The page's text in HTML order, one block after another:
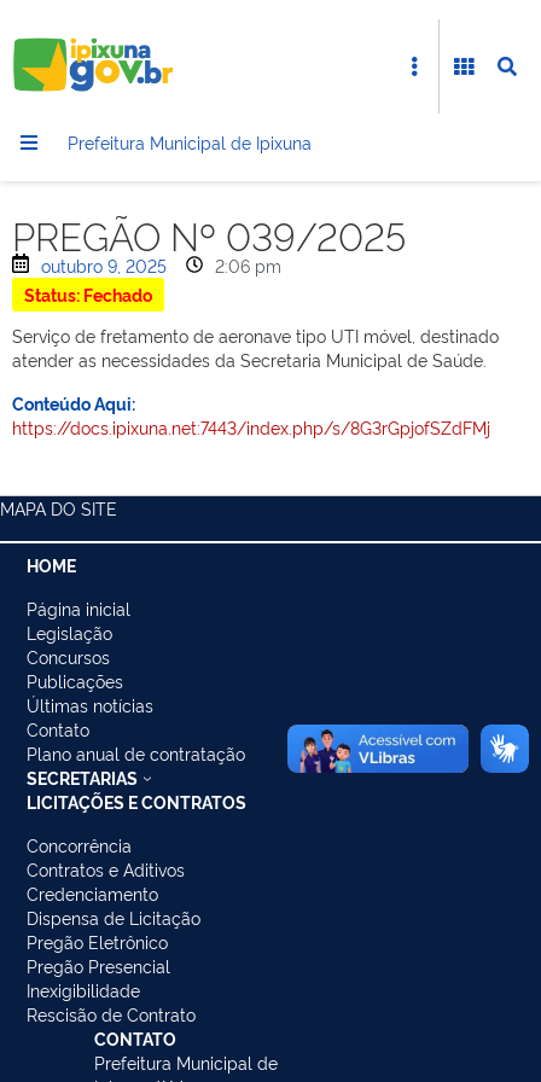
Prefeitura Municipal de Ipixuna
PREGÃO Nº 039/2025
outubro 9, 2025
2:06 pm
Status: Fechado
Serviço de fretamento de aeronave tipo UTI móvel, destinado
atender as necessidades da Secretaria Municipal de Saúde.
Conteúdo Aqui:
https://docs.ipixuna.net:7443/index.php/s/8G3rGpjofSZdFMj
MAPA DO SITE
HOME
Página inicial
Legislação
Concursos
Publicações
Últimas notícias
Contato
Plano anual de contratação
SECRETARIAS
LICITAÇÕES E CONTRATOS
Concorrência
Contratos e Aditivos
Credenciamento
Dispensa de Licitação
Pregão Eletrônico
Pregão Presencial
Inexigibilidade
Rescisão de Contrato
CONTATO
Prefeitura Municipal de